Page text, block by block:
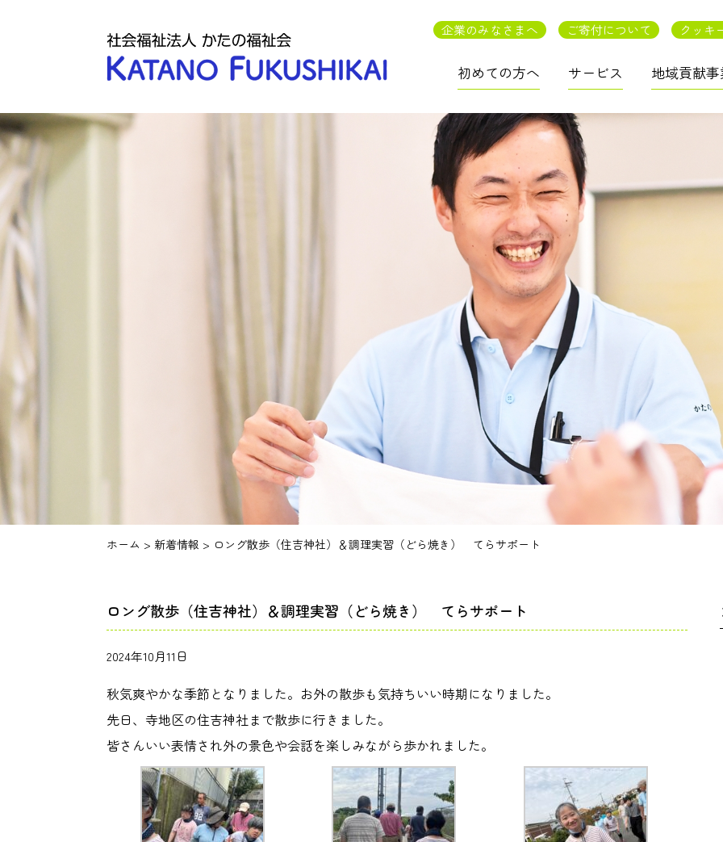
企業のみなさまへ ご寄付について クッキ
初めての方へ サービス 地域貢献事
ホーム > 新着情報 > ロング散歩（住吉神社）＆調理実習（どら焼き） てらサポート
ロング散歩（住吉神社）＆調理実習（どら焼き） てらサポート
2024年10月11日
秋気爽やかな季節となりました。お外の散歩も気持ちいい時期になりました。
先日、寺地区の住吉神社まで散歩に行きました。
皆さんいい表情され外の景色や会話を楽しみながら歩かれました。